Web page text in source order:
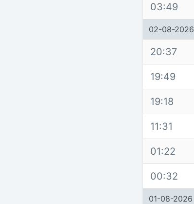
03:49
02-08-2026
20:37
19:49
19:18
11:31
01:22
00:32
01-08-2026